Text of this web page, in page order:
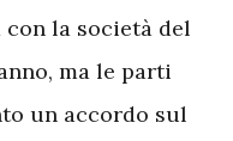
la società del
ma le parti
un accordo sul